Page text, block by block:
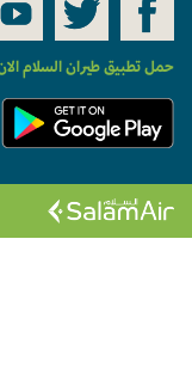
حمل تطبيق طيران السلام الان